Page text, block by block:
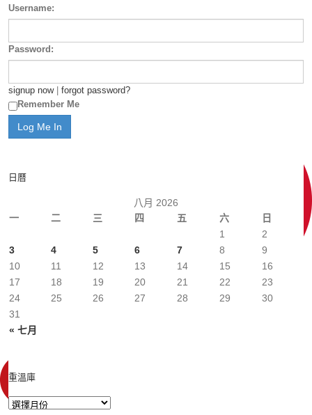
Username:
Password:
signup now| forgot password?
Remember Me
日曆
八月 2026
一
二 三 四 五 六 日
« 七月
1
2
3
4 5 6 7 8
9
10
11 12 13 14 15
16
17
18 19 20 21 22
23
24
25 26 27 28 29
30
31
重溫庫